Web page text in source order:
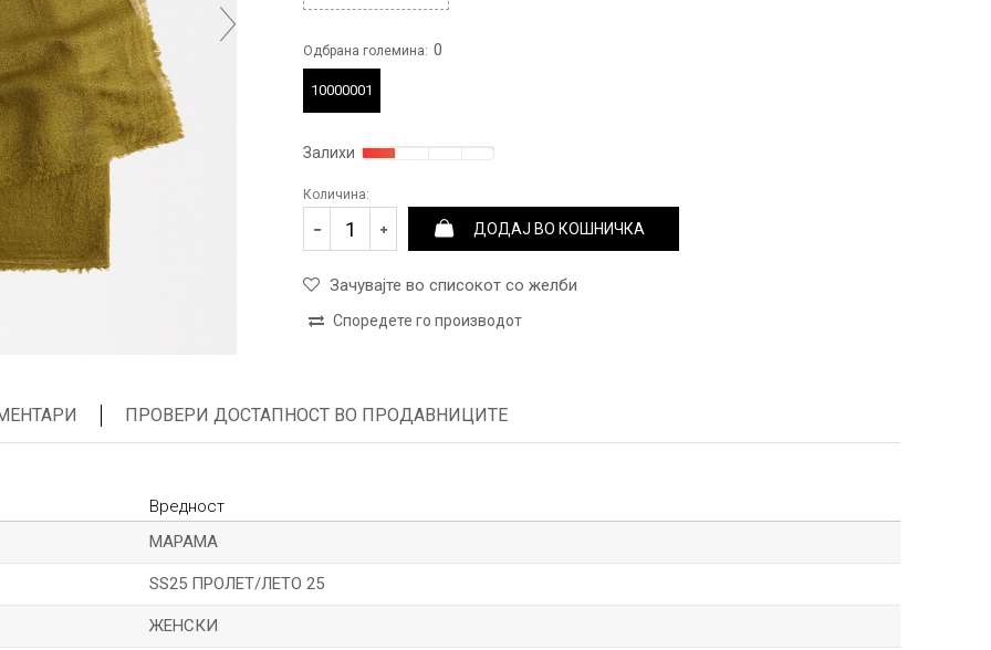
Одбрана големина: 0
10000001
Залихи
Количина:
ДОДАЈ ВО КОШНИЧКА
Зачувајте во списокот со желби
Споредете го производот
ПРОВЕРИ ДОСТАПНОСТ ВО ПРОДАВНИЦИТЕ
Вредност
МАРАМА
SS25 ПРОЛЕТ/ЛЕТО 25
ЖЕНСКИ